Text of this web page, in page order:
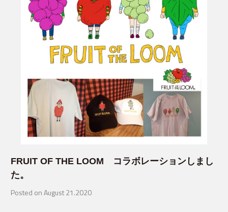
FRUIT OF THE LOOM コラボレーションしまし
た。
Posted on August 21.2020